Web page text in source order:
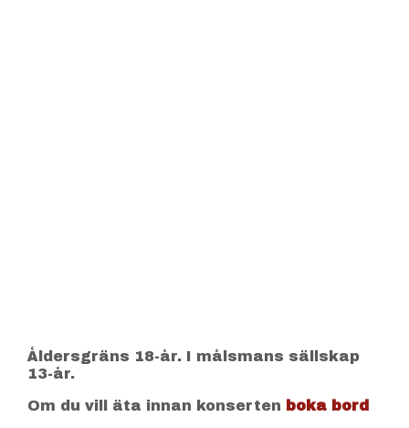
Åldersgräns 18-år. I målsmans sällskap
13-år.
Om du vill äta innan konserten boka bord